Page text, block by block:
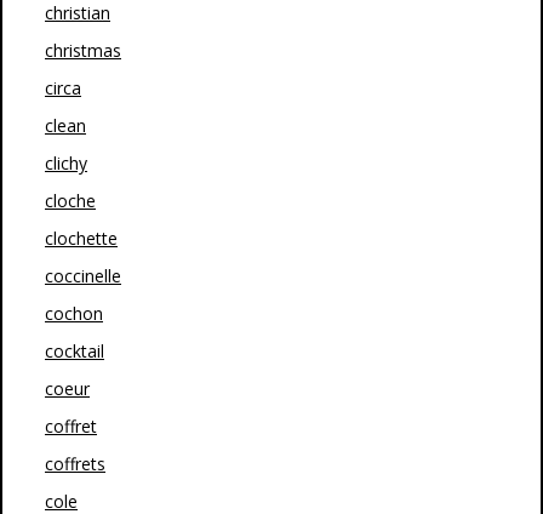
christian
christmas
circa
clean
clichy
cloche
clochette
coccinelle
cochon
cocktail
coeur
coffret
coffrets
cole